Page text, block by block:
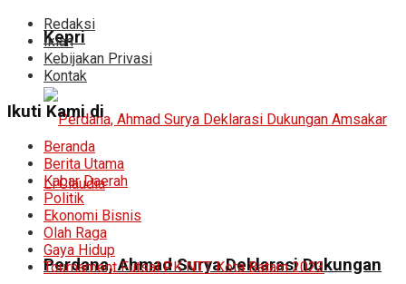
Kepri
Perdana, Ahmad Surya Deklarasi Dukungan
Redaksi
Iklan
Kebijakan Privasi
Kontak
Ikuti Kami di
Beranda
Berita Utama
Kabar Daerah
Politik
Ekonomi Bisnis
Olah Raga
Gaya Hidup
Tournament Futsal PK NTT Kota Batam 2023